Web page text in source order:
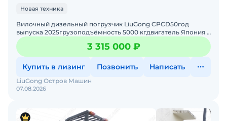
Новая техника
Вилочный дизельный погрузчик LiuGong CPCD50год
выпуска 2025грузоподъёмность 5000 кгдвигатель Япония /
Китай ( в зависимости от комплектации )мачта двух / трёхсе
3 315 000 ₽
Купить в лизинг Позвонить Написать
07.08.2026
LiuGong Остров Машин